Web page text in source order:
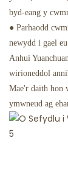
byd-eang y
● Parhaodd
newydd i gael
Anhui
wirioneddol
Mae'r daith hon
ymwneud ag